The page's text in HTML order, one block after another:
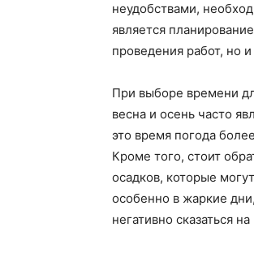
неудобствами,
является
проведения работ, но
При выборе времени
весна и осень часто
это время погода
Кроме того, стоит
осадков, которые
особенно в жаркие
негативно сказаться